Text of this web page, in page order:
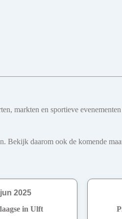
markten en sportieve
Bekijk daarom ook de komende
2025
in Ulft